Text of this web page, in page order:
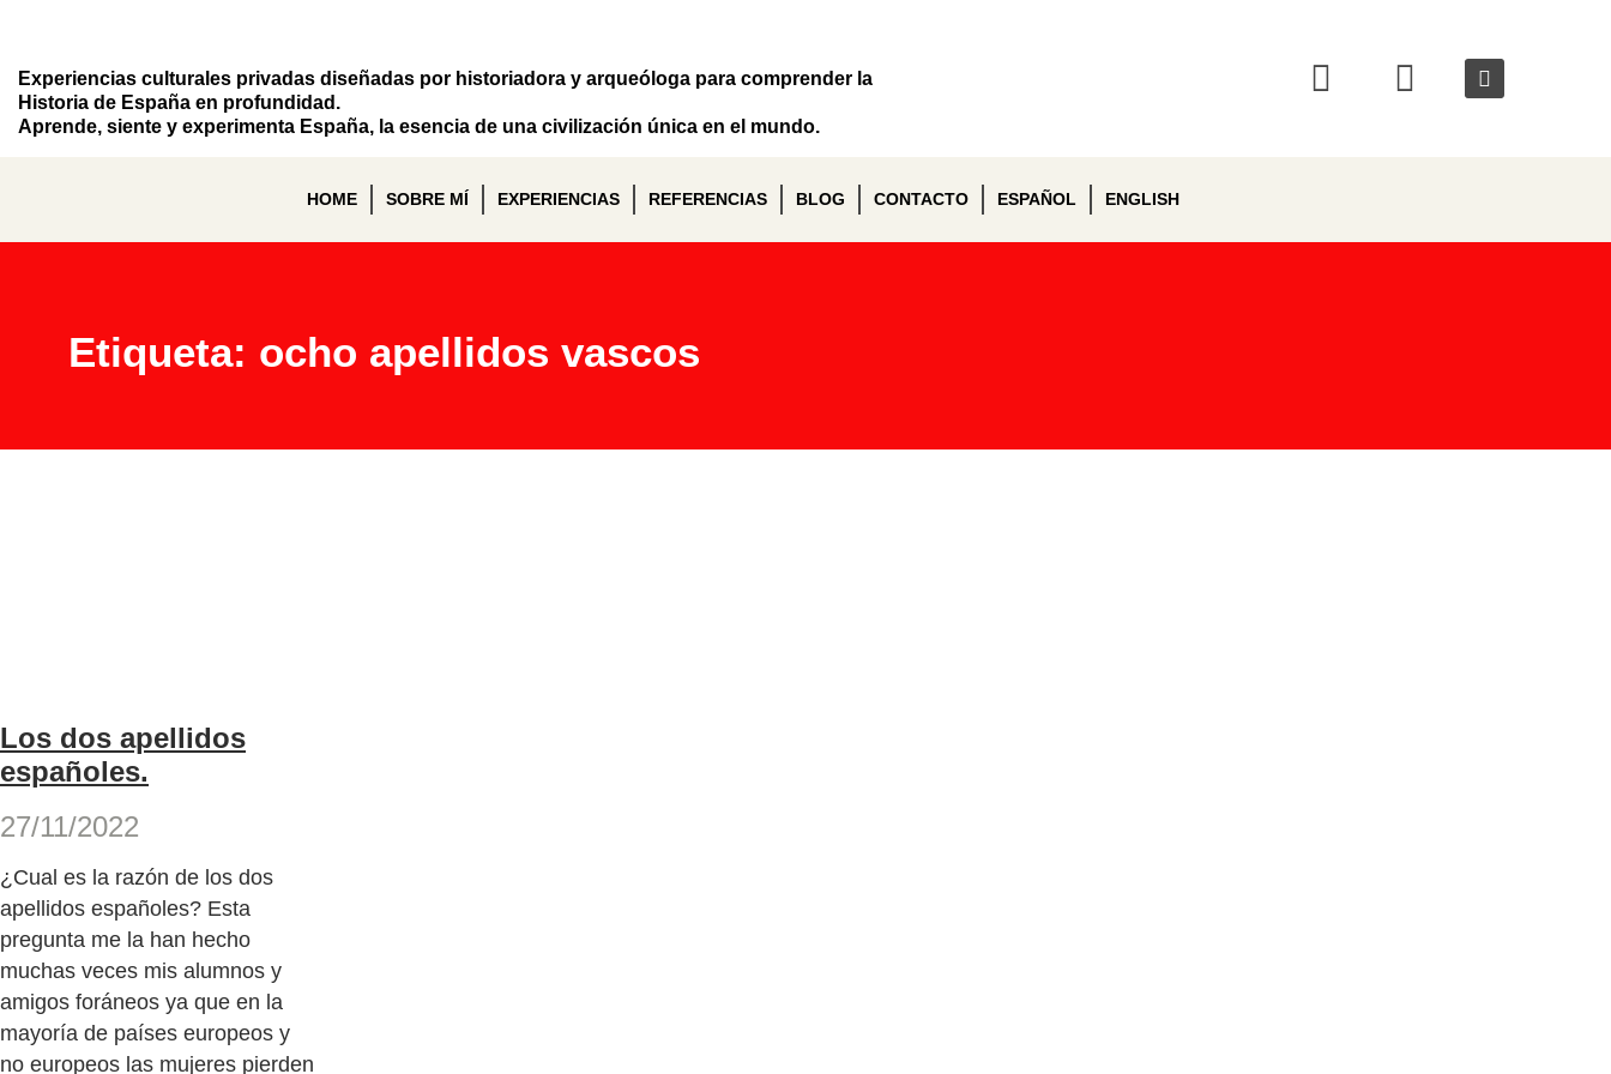
Experiencias culturales privadas diseñadas por historiadora y arqueóloga para comprender la
Historia de España en profundidad.
Aprende, siente y experimenta España, la esencia de una civilización única en el mundo.
HOME SOBRE MÍ EXPERIENCIAS REFERENCIAS BLOG CONTACTO ESPAÑOL ENGLISH
Etiqueta: ocho apellidos vascos
Los dos apellidos
españoles.
27/11/2022
¿Cual es la razón de los dos
apellidos españoles? Esta
pregunta me la han hecho
muchas veces mis alumnos y
amigos foráneos ya que en la
mayoría de países europeos y
no europeos las mujeres pierden